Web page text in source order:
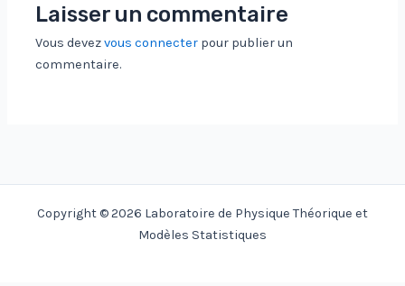
Laisser un commentaire
Vous devezvous connecter pour publier un
commentaire.
Copyright © 2026 Laboratoire de Physique Théorique et
Modèles Statistiques